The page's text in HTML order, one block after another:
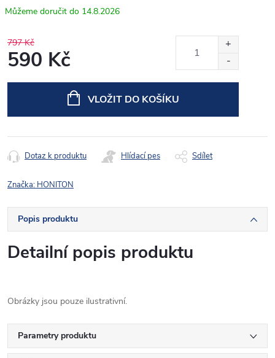
14.8.2026
797 Kč
590 Kč
VLOŽIT DO KOŠÍKU
Dotaz k produktu Hlídací pes Sdílet
Značka: HONITON
Popis produktu
Detailní popis produktu
Obrázky jsou pouze ilustrativní.
Parametry produktu